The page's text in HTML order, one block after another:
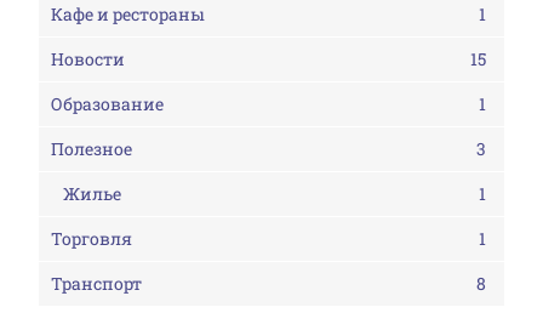
Кафе и рестораны
1
Новости
15
Образование
1
Полезное
3
Жилье
1
Торговля
1
Транспорт
8